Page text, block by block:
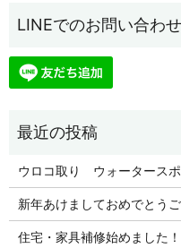
ウロコ取り ウォータース
新年あけましておめでとうご
住宅・家具補修始めました